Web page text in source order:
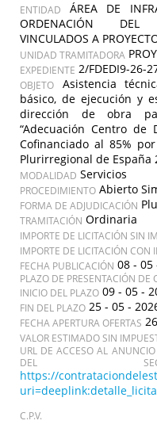
ENTIDAD
ÁREA DE
ORDENACIÓN DEL
VINCULADOS A
UNIDAD TRAMITADORA
EXPEDIENTE 2/FDEDI9-26-
OBJETO
Asistencia
básico, de ejecución y
dirección de obra
“Adecuación Centro de
Cofinanciado al 85%
Plurirregional de España
MODALIDAD Servicios
PROCEDIMIENTO Abierto
FORMA DE ADJUDICACIÓN
TRAMITACIÓN Ordinaria
IMPORTE DE LICITACIÓN SIN
IMPORTE DE LICITACIÓN CON
FECHA PUBLICACIÓN 08 - 05
PLAZO DE PRESENTACIÓN DE
INICIO DEL PLAZO 09 - 05 -
FIN DEL PLAZO 25 - 05 -
FECHA APERTURA OFERTAS
VALOR ESTIMADO SIN
URL DE ACCESO AL
DEL
https://
C.P.V.